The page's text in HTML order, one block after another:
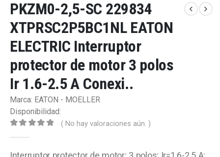
PKZM0-2,5-SC 229834
XTPRSC2P5BC1NL EATON
ELECTRIC Interruptor
protector de motor 3 polos
Ir 1.6-2.5 A Conexi..
Marca: EATON - MOELLER
Disponibilidad:
( No hay valoraciones aún. )